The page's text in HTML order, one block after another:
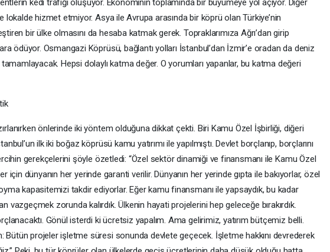
kedi trafiği oluşuyor. Ekonominin toplamında bir büyümeye yol açıyor. Diğer
hizmet etmiyor. Asya ile Avrupa arasında bir köprü olan Türkiye’nin
bir ülke olmasını da hesaba katmak gerek. Topraklarımıza Ağrı’dan girip
ödüyor. Osmangazi Köprüsü, bağlantı yolları İstanbul’dan İzmir’e oradan da deniz
tamamlayacak. Hepsi dolaylı katma değer. O yorumları yapanlar, bu katma değeri
önlerinde iki yöntem olduğuna dikkat çekti. Biri Kamu Özel İşbirliği, diğeri
ilk iki boğaz köprüsü kamu yatırımı ile yapılmıştı. Devlet borçlanıp, borçlarını
gerekçelerini şöyle özetledi: “Özel sektör dinamiği ve finansmanı ile Kamu Özel
için dünyanın her yerinde garanti verilir. Dünyanın her yerinde gıpta ile bakıyorlar, özel
kapasitemizi takdir ediyorlar. Eğer kamu finansmanı ile yapsaydık, bu kadar
vazgeçmek zorunda kalırdık. Ülkenin hayati projelerini hep geleceğe bırakırdık.
Gönül isterdi ki ücretsiz yapalım. Ama gelirimiz, yatırım bütçemiz belli.
Bütün projeler işletme süresi sonunda devlete geçecek. İşletme hakkını devrederek